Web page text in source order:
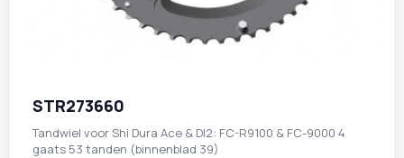
STR273660
Tandwiel voor Shi Dura Ace & DI2: FC-R9100 & FC-9000 4
gaats 53 tanden (binnenblad 39)